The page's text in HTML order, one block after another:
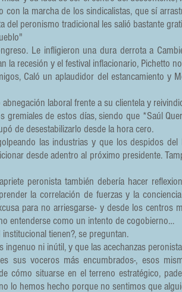
la marcha de los sindicalistas, que sí
del peronismo tradicional les salió bastante
Le infligieron una dura derrota a
la recesión y el festival inflacionario, Pichetto
Caló un aplaudidor del estancamiento y
laboral frente a su clientela y
de estos días, siendo que *Saúl
de desestabilizarlo desde la hora cero.
las industrias y que los despidos
desde adentro al próximo presidente.
peronista también debería hacer
la correlación de fuerzas y la
para no arriesgarse- y desde los centros
entenderse como un intento de cogobierno…
tienen?, se preguntan.
ni inútil, y que las acechanzas
sus voceros más encumbrados-, esos
cómo situarse en el terreno estratégico,
lo hemos hecho porque no sentimos que